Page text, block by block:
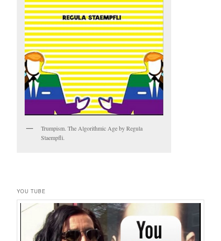
Trumpism. The Algorithmic Age by Regula
Staempfli.
YOU TUBE